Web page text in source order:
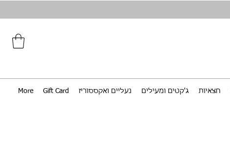
חצאיות ג'קטים ומעילים נעליים ואקססוריז Gift Card
More